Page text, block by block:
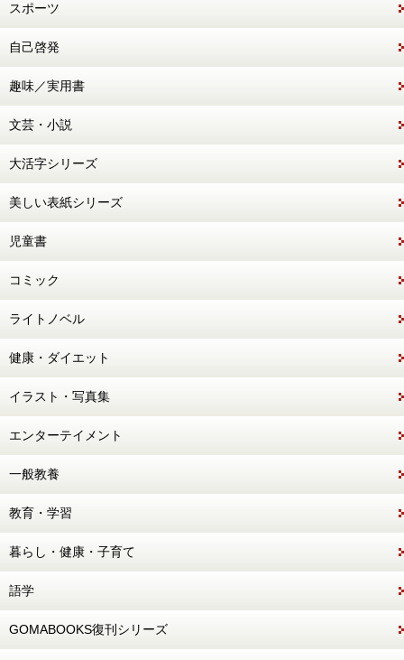
スポーツ
自己啓発
趣味／実用書
文芸・小説
大活字シリーズ
美しい表紙シリーズ
児童書
コミック
ライトノベル
健康・ダイエット
イラスト・写真集
エンターテイメント
一般教養
教育・学習
暮らし・健康・子育て
語学
GOMABOOKS復刊シリーズ